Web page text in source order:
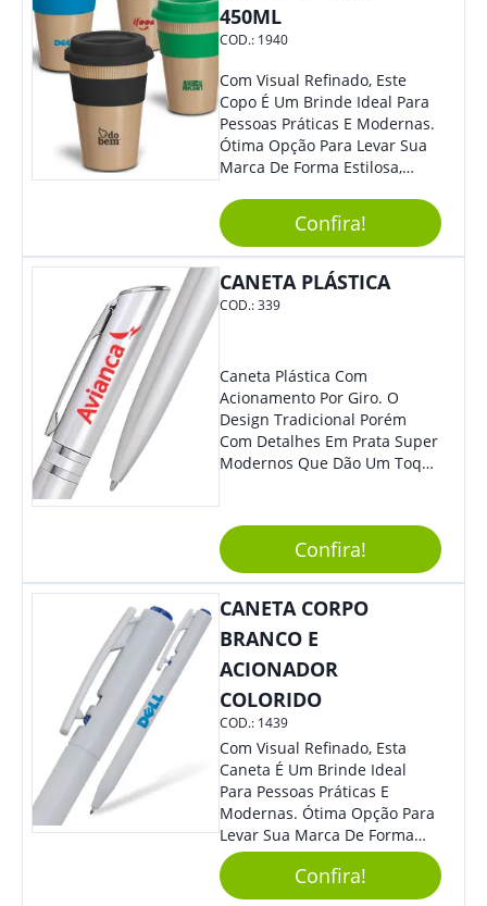
450ML
COD.: 1940
Com Visual Refinado, Este
Copo É Um Brinde Ideal Para
Pessoas Práticas E Modernas.
Ótima Opção Para Levar Sua
Marca De Forma Estilosa,
Empresa Em Eventos,
Reuniões Corporativas Ou Até
Mesmo Para Presentear
Colaboradores.
Confira!
CANETA PLÁSTICA
COD.:339
Caneta Plástica Com
Acionamento Por Giro. O
Design Tradicional Porém
Com Detalhes Em Prata Super
Modernos Que Dão Um Toque
Confira!
CANETA CORPO
BRANCO E
ACIONADOR
COLORIDO
COD.: 1439
Com Visual Refinado, Esta
Caneta É Um Brinde Ideal
Para Pessoas Práticas E
Modernas. Ótima Opção Para
Levar Sua Marca De Forma
Estilosa, Agregando Valor Para
Sua Empresa Em Eventos,
Reuniões Corporativas Ou Até
Confira!